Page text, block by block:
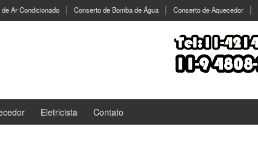
Ar Condicionado Conserto de Bomba de Água Conserto de Aquecedor
Eletricista Contato